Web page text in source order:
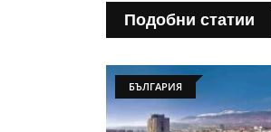
Подобни статии
БЪЛГАРИЯ